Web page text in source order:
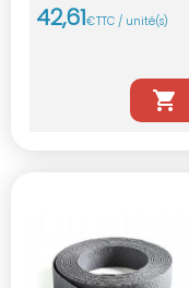
42,61€TTC / unité(s)